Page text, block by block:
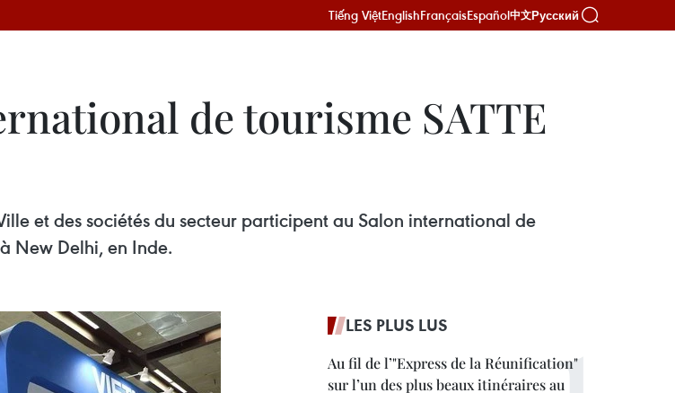
Tiếng ViệtEnglishFrançaisEspañol中文Русский
de tourisme SATTE
et des sociétés du secteur participent au Salon international de
New Delhi, en Inde.
LES PLUS LUS
Au fil de l’"Express de la Réunification"
sur l’un des plus beaux itinéraires au